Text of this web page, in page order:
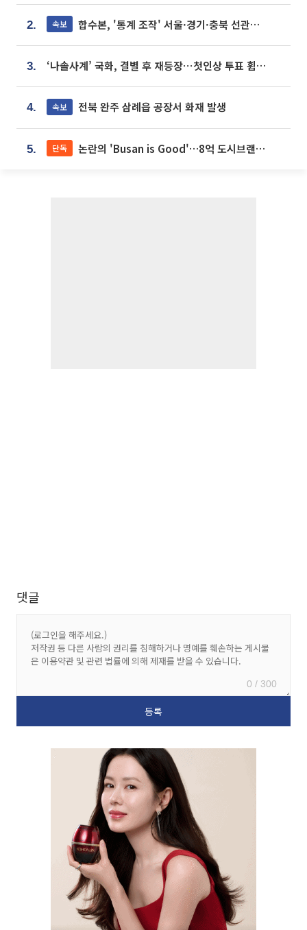
2. 속보 합수본, '통계 조작' 서울·경기·충북 선관위 등 추가 압수수색
3. ‘나솔사계’ 국화, 결별 후 재등장⋯첫인상 투표 휩쓸고 ‘인기녀’ 등극
4. 속보 전북 완주 삼례읍 공장서 화재 발생
5. 단독 논란의 'Busan is Good'…8억 도시브랜드, 용산 대통령실 CI 업체가 수행
댓글
0 / 300